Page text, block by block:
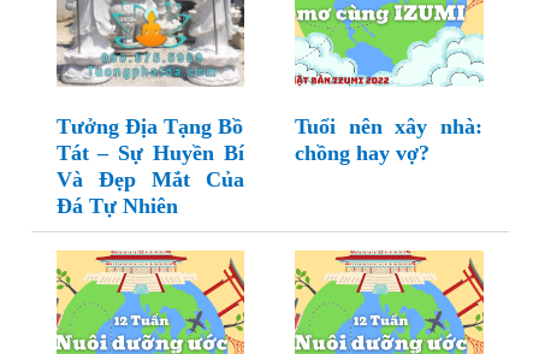
Tưởng Địa Tạng Bồ
Tát – Sự Huyền Bí
Và Đẹp Mắt Của
Đá Tự Nhiên
Tuổi nên xây nhà:
chồng hay vợ?